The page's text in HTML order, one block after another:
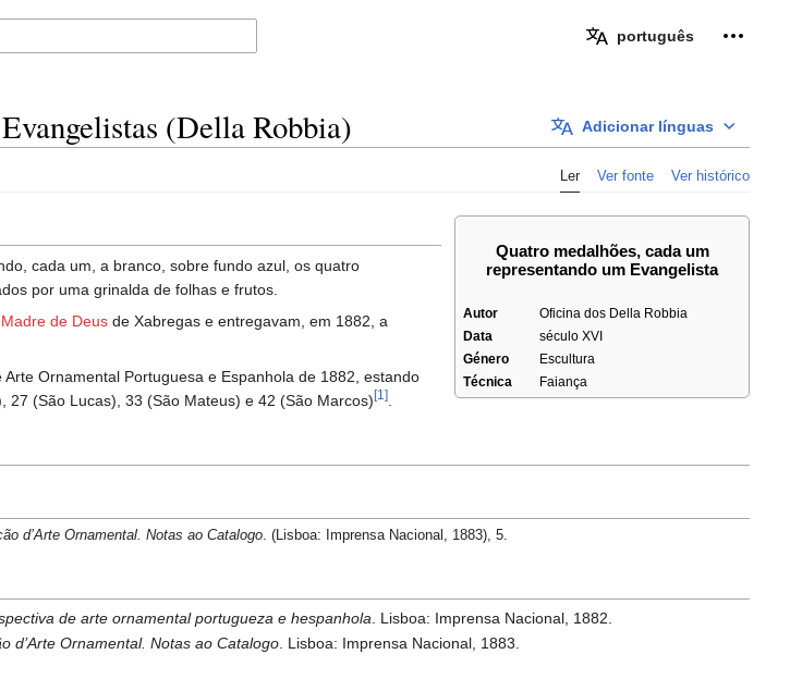
português
Adicionar línguas
(Della Robbia)
Ler Ver fonte Ver histórico
Quatro medalhões, cada um
representando um Evangelista
Autor
Oficina dos Della Robbia
Data
século XVI
Género
Escultura
Técnica
Faiança
cada um, a branco, sobre fundo azul, os quatro
por uma grinalda de folhas e frutos.
de Deus de Xabregas e entregavam, em 1882, a
Ornamental Portuguesa e Espanhola de 1882, estando
27 (São Lucas), 33 (São Mateus) e 42 (São Marcos) [1]
d’Arte Ornamental. Notas ao Catalogo. (Lisboa: Imprensa Nacional, 1883), 5.
de arte ornamental portugueza e hespanhola . Lisboa: Imprensa Nacional, 1882.
d’Arte Ornamental. Notas ao Catalogo . Lisboa: Imprensa Nacional, 1883.